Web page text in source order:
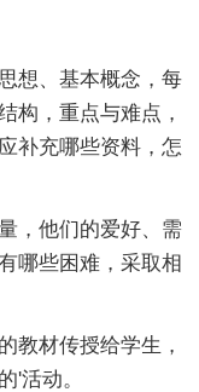
、基本概念，每
构，重点与难点，
补充哪些资料，怎
他们的爱好、需
哪些困难，采取相
材传授给学生，
'活动。